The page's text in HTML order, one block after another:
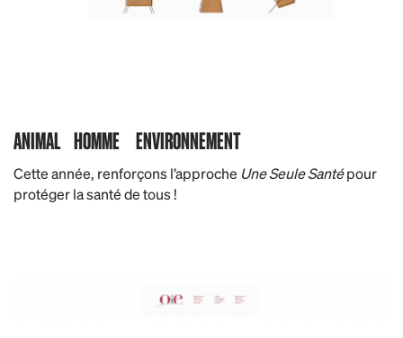
ANIMAL HOMME ENVIRONNEMENT
Cette année, renforçons l’approche Une Seule Santépour
protéger la santé de tous !